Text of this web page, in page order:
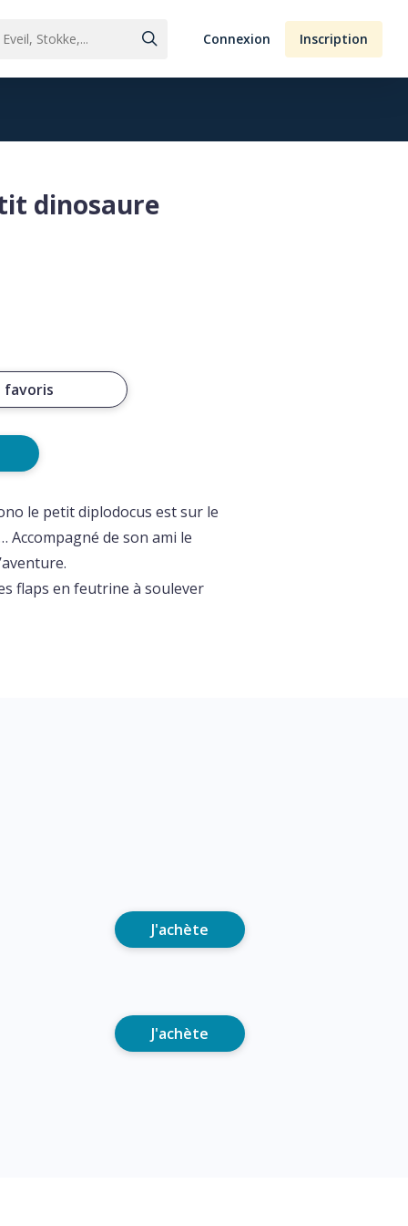
Connexion Inscription
dinosaure
favoris
le petit diplodocus est sur le
de son ami le
flaps en feutrine à soulever
J'achète
J'achète